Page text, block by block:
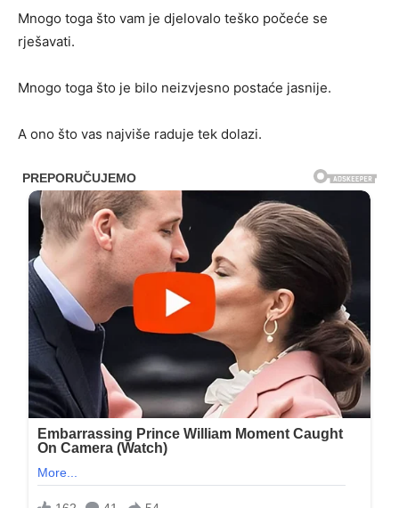
Mnogo toga što vam je djelovalo teško počeće se
rješavati.
Mnogo toga što je bilo neizvjesno postaće jasnije.
A ono što vas najviše raduje tek dolazi.